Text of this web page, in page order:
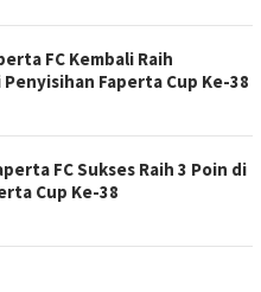
FC Kembali Raih
Faperta Cup Ke-38
FC Sukses Raih 3 Poin di
Cup Ke-38